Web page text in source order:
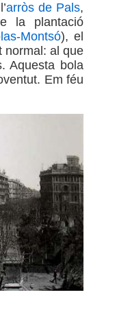
arròs de Pals,
la plantació
Montsó), el
normal: al que
Aquesta bola
Em féu